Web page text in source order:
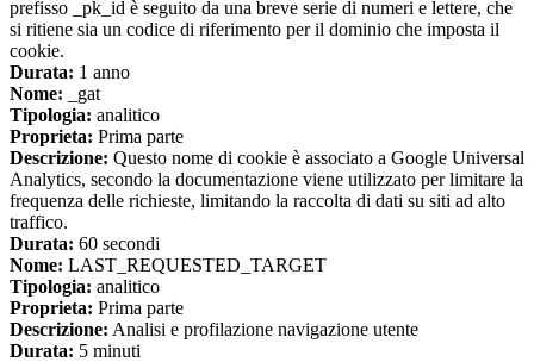
prefisso _pk_id è seguito da una breve serie di numeri e lettere, che
si ritiene sia un codice di riferimento per il dominio che imposta il
cookie.
Durata: 1 anno
Nome: _gat
Tipologia: analitico
Proprieta: Prima parte
Descrizione: Questo nome di cookie è associato a Google Universal
Analytics, secondo la documentazione viene utilizzato per limitare la
frequenza delle richieste, limitando la raccolta di dati su siti ad alto
traffico.
Durata: 60 secondi
Nome: LAST_REQUESTED_TARGET
Tipologia: analitico
Proprieta: Prima parte
Descrizione: Analisi e profilazione navigazione utente
Durata: 5 minuti